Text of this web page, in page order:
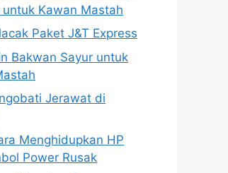
untuk Kawan Mastah
Paket J&T Express
Bakwan Sayur untuk
Jerawat di
Menghidupkan HP
Power Rusak